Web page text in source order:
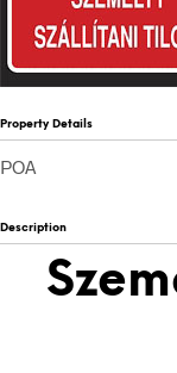
Property Details
POA
Description